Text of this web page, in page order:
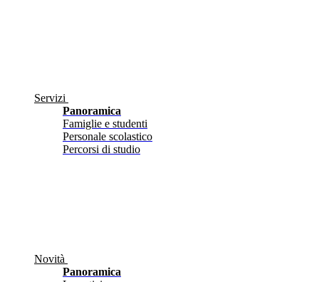
Servizi
Panoramica
Famiglie e studenti
Personale scolastico
Percorsi di studio
Novità
Panoramica